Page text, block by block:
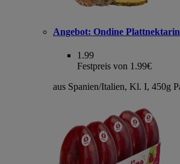
Angebot: Ondine
1.99
Festpreis von 1.99€
aus Spanien/Italien, Kl. I, 450g